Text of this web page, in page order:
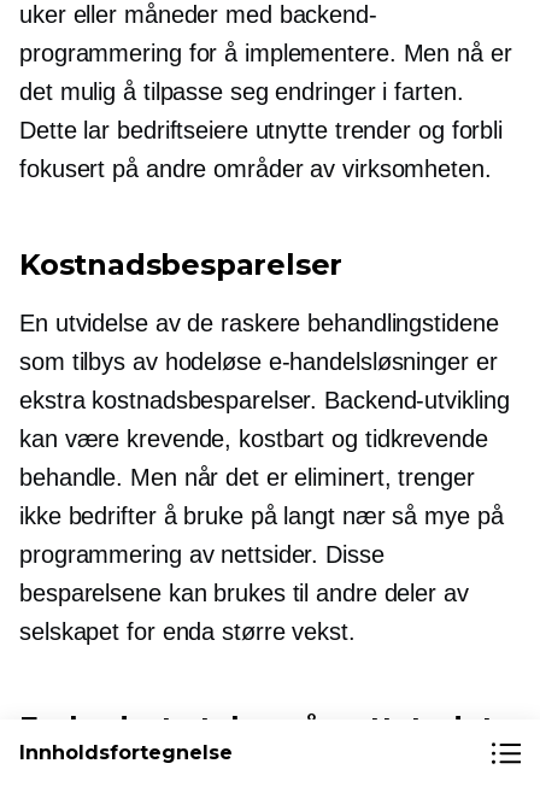
uker eller måneder med backend-
programmering for å implementere. Men nå er
det mulig å tilpasse seg endringer i farten.
Dette lar bedriftseiere utnytte trender og forbli
fokusert på andre områder av virksomheten.
Kostnadsbesparelser
En utvidelse av de raskere behandlingstidene
som tilbys av hodeløse e-handelsløsninger er
ekstra kostnadsbesparelser. Backend-utvikling
kan være krevende, kostbart og tidkrevende
behandle. Men når det er eliminert, trenger
ikke bedrifter å bruke på langt nær så mye på
programmering av nettsider. Disse
besparelsene kan brukes til andre deler av
selskapet for enda større vekst.
Forbedret ytelse på nettstedet
Innholdsfortegnelse